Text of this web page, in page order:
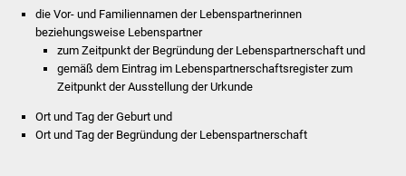
Ortsrecht
FNP / Bebauungspläne
die Vor- und Familiennamen der Lebenspartnerinnen
beziehungsweise Lebenspartner
zum Zeitpunkt der Begründung der Lebenspartnerschaft und
gemäß dem Eintrag im Lebenspartnerschaftsregister zum
Zeitpunkt der Ausstellung der Urkunde
Ort und Tag der Geburt und
Ort und Tag der Begründung der Lebenspartnerschaft